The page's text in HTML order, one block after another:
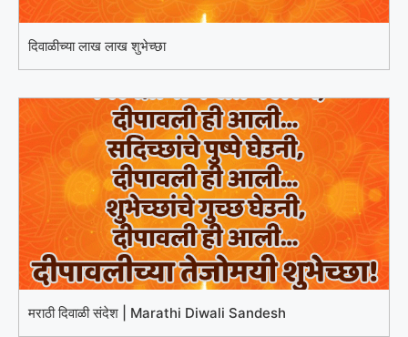
दिवाळीच्या लाख लाख शुभेच्छा
मराठी दिवाळी संदेश | Marathi Diwali Sandesh